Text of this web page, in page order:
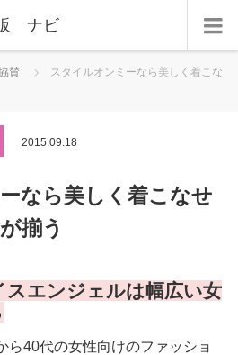
ナビ
賛
スタイルオンミーなら美しく着こな
2015.09.18
なら美しく着こなせ
揃う
エンジェルは幅広い女
ら40代の女性向けのファッショ